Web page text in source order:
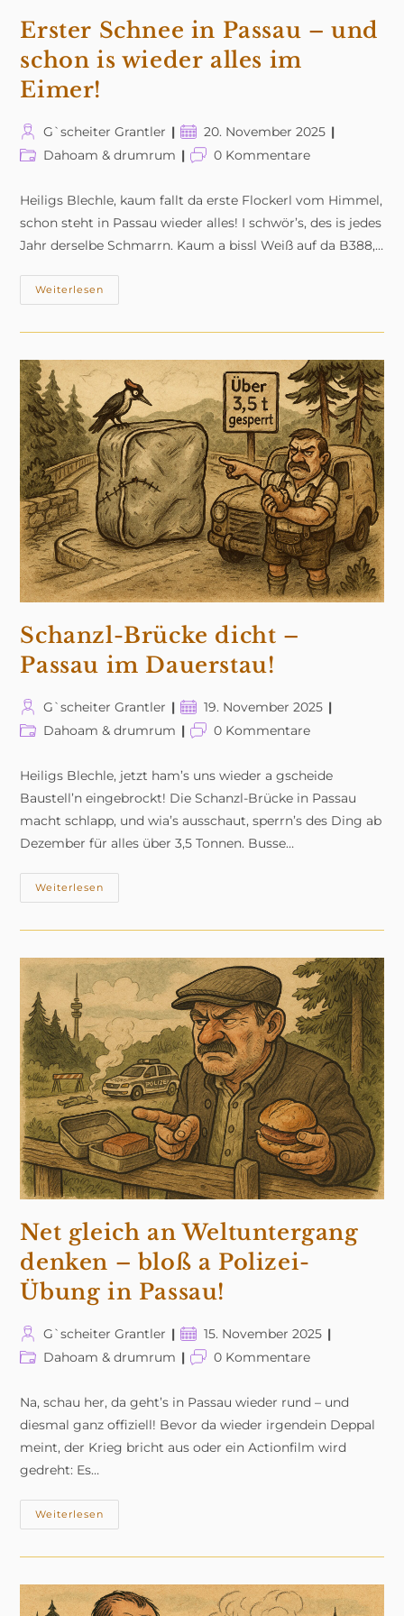
Erster Schnee in Passau – und
schon is wieder alles im
Eimer!
Beitrags-
Autor:
G`scheiter Grantler
Beitrag
veröffentlicht:
20. November 2025
Beitrags-
Dahoam & drumrum
Beitrags-
0 Kommentare
Heiligs Blechle, kaum fallt da erste Flockerl vom Himmel,
schon steht in Passau wieder alles! I schwör’s, des is jedes
Jahr derselbe Schmarrn. Kaum a bissl Weiß auf da B388,…
Weiterlesen
Schnee
Passau
Is
Wieder
Alles
Im
Eimer!
Schanzl-Brücke dicht –
Passau im Dauerstau!
Beitrags-
Autor:
G`scheiter Grantler
Beitrag
veröffentlicht:
19. November 2025
Beitrags-
Dahoam & drumrum
Beitrags-
0 Kommentare
Heiligs Blechle, jetzt ham’s uns wieder a gscheide
Baustell’n eingebrockt! Die Schanzl-Brücke in Passau
macht schlapp, und wia’s ausschaut, sperrn’s des Ding ab
Dezember für alles über 3,5 Tonnen. Busse…
Weiterlesen
Brücke
Dauerstau!
Net gleich an Weltuntergang
denken – bloß a Polizei-
Übung in Passau!
Beitrags-
Autor:
G`scheiter Grantler
Beitrag
veröffentlicht:
15. November 2025
Beitrags-
Dahoam & drumrum
Beitrags-
0 Kommentare
Na, schau her, da geht’s in Passau wieder rund – und
diesmal ganz offiziell! Bevor da wieder irgendein Deppal
meint, der Krieg bricht aus oder ein Actionfilm wird
gedreht: Es…
Weiterlesen
Gleich
Weltuntergang
Bloß
A